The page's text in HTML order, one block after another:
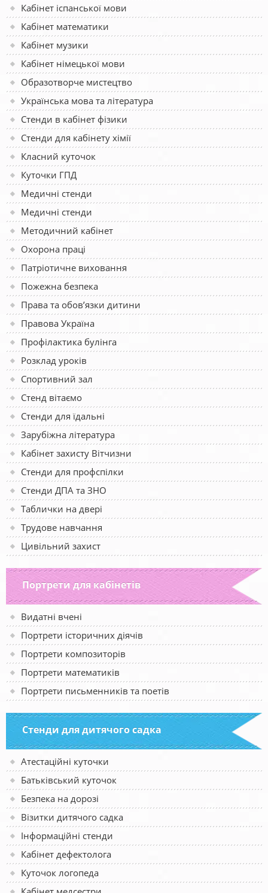
Кабінет іспанської мови
Кабінет математики
Кабінет музики
Кабінет німецької мови
Образотворче мистецтво
Українська мова та література
Стенди в кабінет фізики
Стенди для кабінету хімії
Класний куточок
Куточки ГПД
Медичні стенди
Медичні стенди
Методичний кабінет
Охорона праці
Патріотичне виховання
Пожежна безпека
Права та обов’язки дитини
Правова Україна
Профілактика булінга
Розклад уроків
Спортивний зал
Стенд вітаємо
Стенди для їдальні
Зарубіжна література
Кабінет захисту Вітчизни
Стенди для профспілки
Стенди ДПА та ЗНО
Таблички на двері
Трудове навчання
Цивільний захист
Портрети для кабінетів
Видатні вчені
Портрети історичних діячів
Портрети композиторів
Портрети математиків
Портрети письменників та поетів
Стенди для дитячого садка
Атестаційні куточки
Батьківський куточок
Безпека на дорозі
Візитки дитячого садка
Інформаційні стенди
Кабінет дефектолога
Куточок логопеда